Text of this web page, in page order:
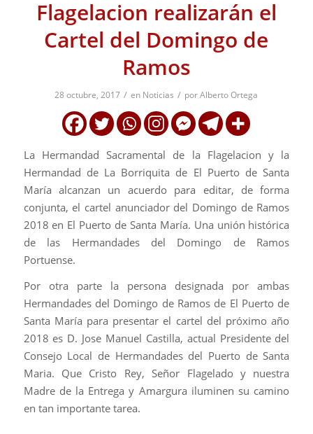
Flagelacion realizarán el
Cartel del Domingo de
Ramos
28 octubre, 2017 / en Noticias / porAlberto Ortega
La Hermandad Sacramental de la Flagelacion y la
Hermandad de La Borriquita de El Puerto de Santa
María alcanzan un acuerdo para editar, de forma
conjunta, el cartel anunciador del Domingo de Ramos
2018 en El Puerto de Santa María. Una unión histórica
de las Hermandades del Domingo de Ramos
Portuense.
Por otra parte la persona designada por ambas
Hermandades del Domingo de Ramos de El Puerto de
Santa María para presentar el cartel del próximo año
2018 es D. Jose Manuel Castilla, actual Presidente del
Consejo Local de Hermandades del Puerto de Santa
Maria. Que Cristo Rey, Señor Flagelado y nuestra
Madre de la Entrega y Amargura iluminen su camino
en tan importante tarea.